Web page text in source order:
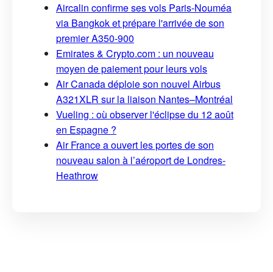
Aircalin confirme ses vols Paris-Nouméa
via Bangkok et prépare l'arrivée de son
premier A350-900
Emirates & Crypto.com : un nouveau
moyen de paiement pour leurs vols
Air Canada déploie son nouvel Airbus
A321XLR sur la liaison Nantes–Montréal
Vueling : où observer l'éclipse du 12 août
en Espagne ?
Air France a ouvert les portes de son
nouveau salon à l’aéroport de Londres-
Heathrow